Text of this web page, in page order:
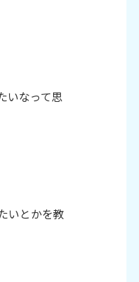
いなって思
いとかを教